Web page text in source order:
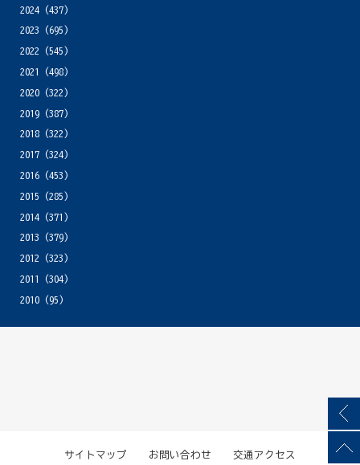
2024(437)
2023 (695)
2022 (545)
2021
(498)
2020(322)
2019(387)
2018(322)
2017(324)
2016(453)
2015 (285)
2014(371)
2013 (379)
2012 (323)
2011
(304)
2010(95)
サイトマップ お問い合わせ 交通アクセス